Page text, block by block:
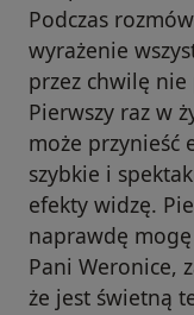
Podczas
wyrażenie
przez chwilę nie
Pierwszy raz w
może przynieść
szybkie i
efekty widzę.
naprawdę
Pani Weronice,
że jest świetną